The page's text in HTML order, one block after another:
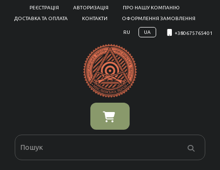
РЕЄСТРАЦІЯ АВТОРИЗАЦІЯ
ПРО НАШУ КОМПАНІЮ
ДОСТАВКА ТА ОПЛАТА
КОНТАКТИ ОФОРМЛЕННЯ ЗАМОВЛЕННЯ
RU UA +380675765401